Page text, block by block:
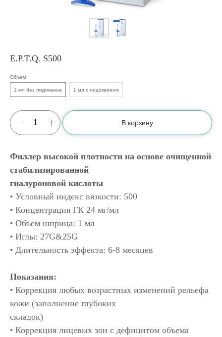
E.P.T.Q. S500
Объем
1 мл без лидокаина 1 мл с лидокаином
В корзину
Филлер высокой плотности на основе очищенной
стабилизированной
гиалуроновой кислоты
• Условный индекс вязкости: 500
• Концентрация ГК 24 мг/мл
• Объем шприца: 1 мл
• Иглы: 27G&25G
• Длительность эффекта: 6-8 месяцев
Показания:
• Коррекция любых возрастных изменений рельефа
кожи (заполнение глубоких
складок)
• Коррекция лицевых зон с дефицитом объема